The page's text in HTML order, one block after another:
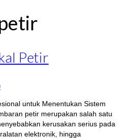
Petir
untuk Menentukan Sistem
petir merupakan salah satu
kerusakan serius pada
elektronik, hingga